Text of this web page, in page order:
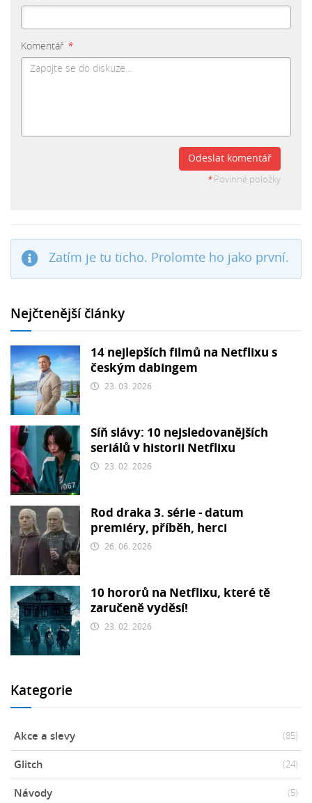
Komentář *
Odeslat komentář
*Povinné položky
Zatím je tu ticho. Prolomte ho jako první.
Nejčtenější články
14 nejlepších filmů na Netflixu s
českým dabingem
23. 03. 2026
Síň slávy: 10 nejsledovanějších
seriálů v historii Netflixu
23. 02. 2026
Rod draka 3. série - datum
premiéry, příběh, herci
26. 06. 2026
10 hororů na Netflixu, které tě
zaručeně vyděsí!
23. 02. 2026
Kategorie
Akce a slevy (85)
Glitch (24)
Návody (5)